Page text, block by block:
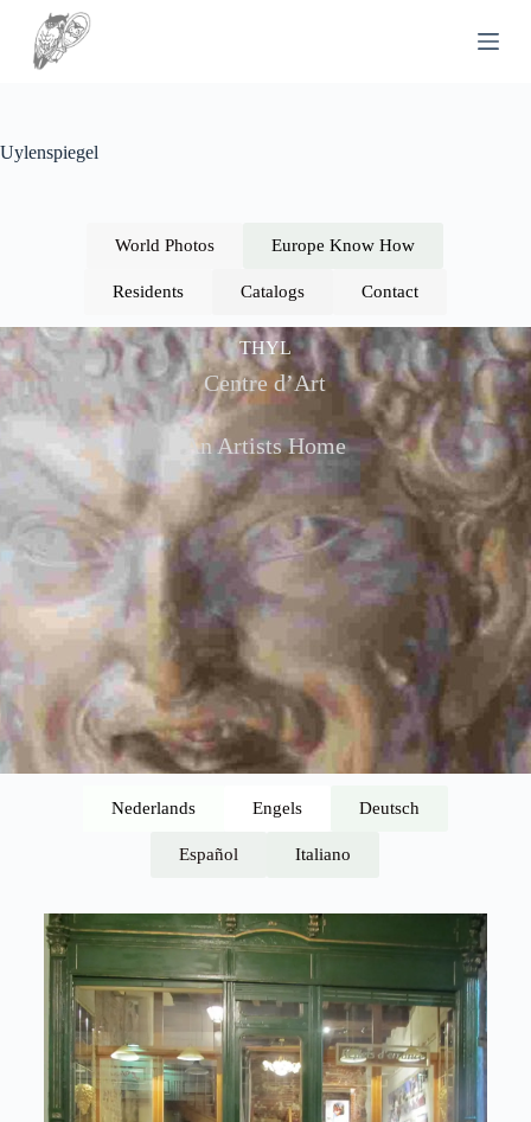
a
Uylenspiegel
World Photos Europe Know How
Residents Catalogs Contact
THYL
Centre d’Art
An Artists Home
Nederlands Engels Deutsch
Español Italiano